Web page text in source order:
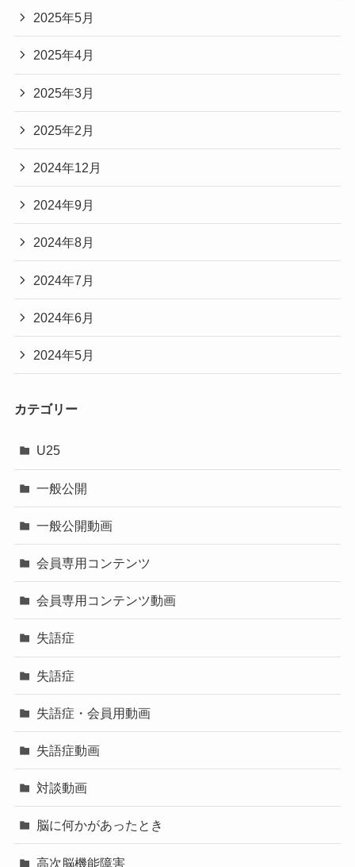
2025年5月
2025年4月
2025年3月
2025年2月
2024年12月
2024年9月
2024年8月
2024年7月
2024年6月
2024年5月
カテゴリー
U25
一般公開
一般公開動画
会員専用コンテンツ
会員専用コンテンツ動画
失語症
失語症
失語症・会員用動画
失語症動画
対談動画
脳に何かがあったとき
高次脳機能障害